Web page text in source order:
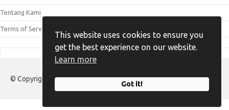
This website uses cookies to ensure you
get the best experience on our website.
Learn more
Got it!
Tentang Kami
Terms of Service
© Copyright 2023 - 2025 Loker Ngelmu.id